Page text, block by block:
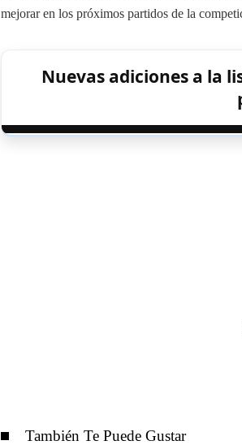
mejorar en los próximos partidos de la
Nuevas adiciones a la
También Te Puede Gustar